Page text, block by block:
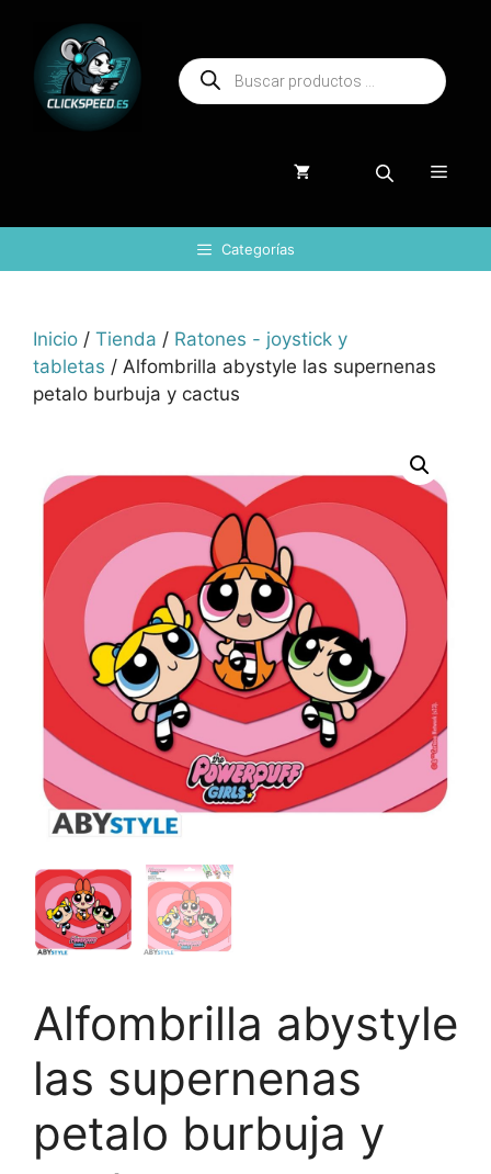
contenido
Búsqueda
de
productos
Menú
Categorías
Inicio / Tienda / Ratones - joystick y
tabletas / Alfombrilla abystyle las supernenas
petalo burbuja y cactus
Alfombrilla abystyle
las supernenas
petalo burbuja y